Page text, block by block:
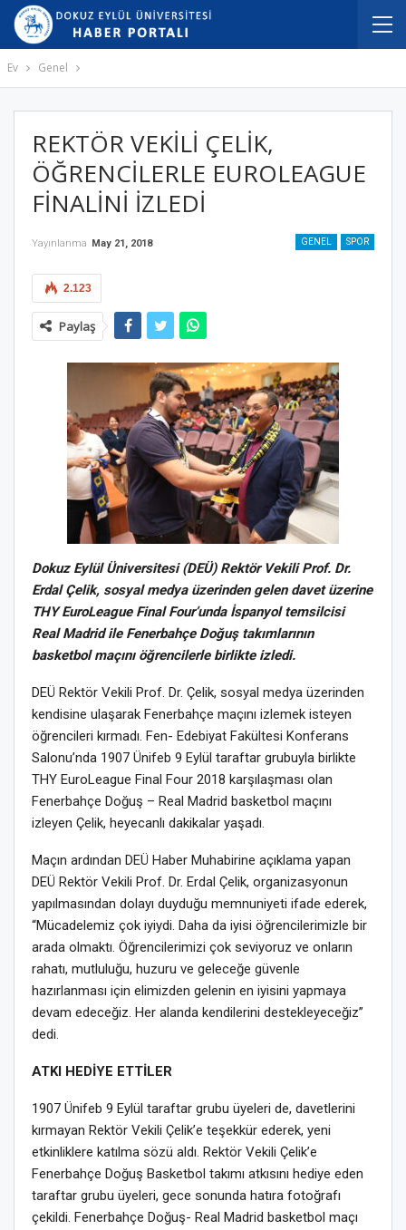
Ev Genel
REKTÖR VEKİLİ ÇELİK,
ÖĞRENCİLERLE EUROLEAGUE
FİNALİNİ İZLEDİ
GENEL SPOR
Yayınlanma May 21, 2018
2.123
Paylaş
Dokuz Eylül Üniversitesi (DEÜ) Rektör Vekili Prof. Dr.
Erdal Çelik, sosyal medya üzerinden gelen davet üzerine
THY EuroLeague Final Four’unda İspanyol temsilcisi
Real Madrid ile Fenerbahçe Doğuş takımlarının
basketbol maçını öğrencilerle birlikte izledi.
DEÜ Rektör Vekili Prof. Dr. Çelik, sosyal medya üzerinden
kendisine ulaşarak Fenerbahçe maçını izlemek isteyen
öğrencileri kırmadı. Fen- Edebiyat Fakültesi Konferans
Salonu’nda 1907 Ünifeb 9 Eylül taraftar grubuyla birlikte
THY EuroLeague Final Four 2018 karşılaşması olan
Fenerbahçe Doğuş – Real Madrid basketbol maçını
izleyen Çelik, heyecanlı dakikalar yaşadı.
Maçın ardından DEÜ Haber Muhabirine açıklama yapan
DEÜ Rektör Vekili Prof. Dr. Erdal Çelik, organizasyonun
yapılmasından dolayı duyduğu memnuniyeti ifade ederek,
“Mücadelemiz çok iyiydi. Daha da iyisi öğrencilerimizle bir
arada olmaktı. Öğrencilerimizi çok seviyoruz ve onların
rahatı, mutluluğu, huzuru ve geleceğe güvenle
hazırlanması için elimizden gelenin en iyisini yapmaya
devam edeceğiz. Her alanda kendilerini destekleyeceğiz”
dedi.
ATKI HEDİYE ETTİLER
1907 Ünifeb 9 Eylül taraftar grubu üyeleri de, davetlerini
kırmayan Rektör Vekili Çelik’e teşekkür ederek, yeni
etkinliklere katılma sözü aldı. Rektör Vekili Çelik’e
Fenerbahçe Doğuş Basketbol takımı atkısını hediye eden
taraftar grubu üyeleri, gece sonunda hatıra fotoğrafı
çekildi. Fenerbahçe Doğuş- Real Madrid basketbol maçı